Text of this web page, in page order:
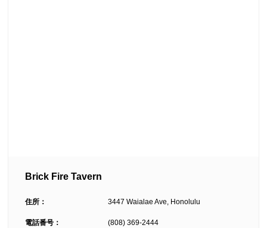
Brick Fire Tavern
住所： 3447 Waialae Ave, Honolulu
電話番号： (808) 369-2444